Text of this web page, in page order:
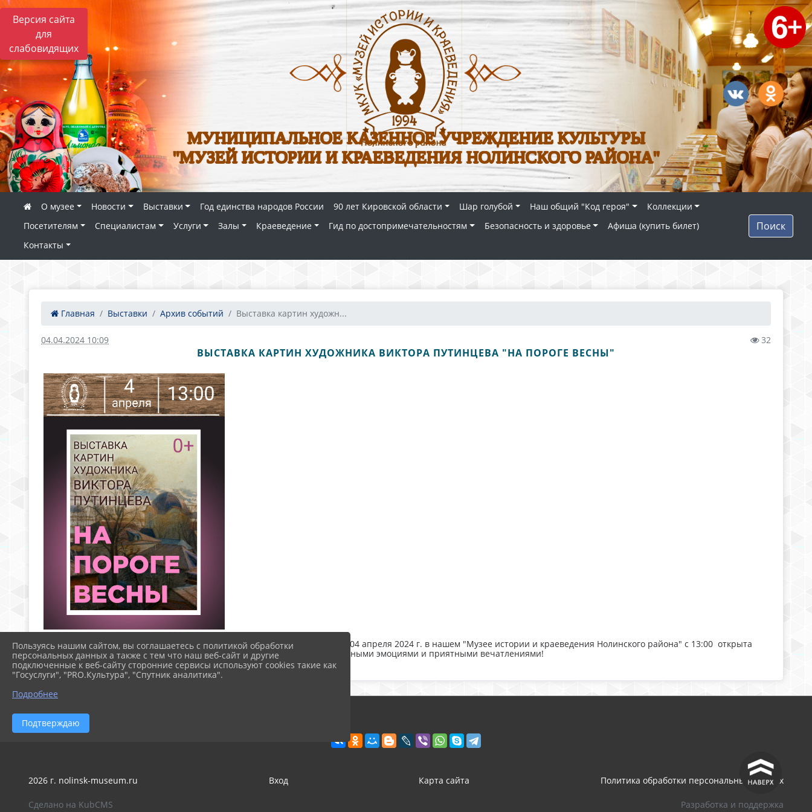
Версия сайта
для
слабовидящих
МУНИЦИПАЛЬНОЕ КАЗЕННОЕ УЧРЕЖДЕНИЕ КУЛЬТУРЫ
"МУЗЕЙ ИСТОРИИ И КРАЕВЕДЕНИЯ НОЛИНСКОГО РАЙОНА"
О музее Новости Выставки Год единства народов России 90 лет Кировской области Шар голубой Наш общий "Код героя"
Коллекции
Посетителям
Специалистам Услуги Залы Краеведение Гид по достопримечательностям Безопасность и здоровье
Афиша (купить билет)
Контакты
Поиск
Главная Выставки Архив событий Выставка картин художн...
04.04.2024 10:09 32
ВЫСТАВКА КАРТИН ХУДОЖНИКА ВИКТОРА ПУТИНЦЕВА "НА ПОРОГЕ ВЕСНЫ"
Дорогие друзья, жители и гости нашего города. Рады вам сообщить, что 04 апреля 2024 г. в нашем "Музее истории и краеведения Нолинского района" с 13:00 открыта
выставка картин художника В.С. Путинцева. Ждем в гости за положительными эмоциями и приятными вечатлениями!
^
2026 г. nolinsk-museum.ru Вход Карта сайта Политика обработки персональных данных
Сделано на KubCMS Разработка и поддержка
Пользуясь нашим сайтом, вы соглашаетесь с политикой обработки
персональных данных а также с тем что наш веб-сайт и другие
подключенные к веб-сайту сторонние сервисы используют cookies такие как
"Госуслуги", "PRO.Культура", "Спутник аналитика".
Подробнее
Подтверждаю